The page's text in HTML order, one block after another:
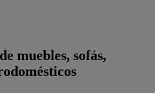
muebles, sofás,